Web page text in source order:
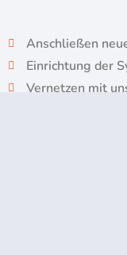
Anschließen
Einrichtung der
Vernetzen mit